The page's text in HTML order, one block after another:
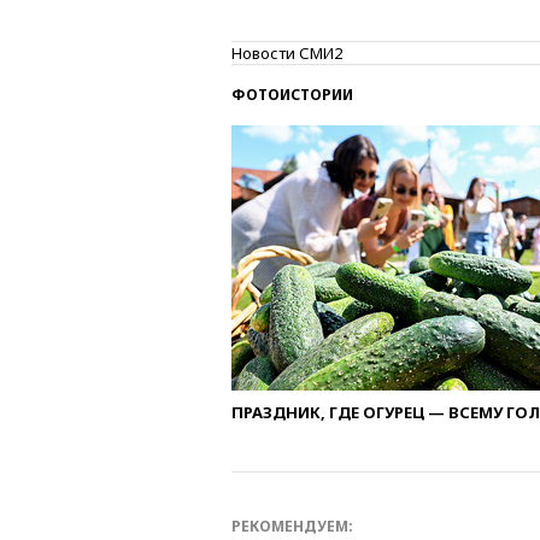
Новости СМИ2
ФОТОИСТОРИИ
ПРАЗДНИК, ГДЕ ОГУРЕЦ — ВСЕМУ
РЕКОМЕНДУЕМ: